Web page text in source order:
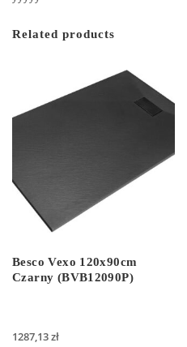
Related products
Besco Vexo 120x90cm
Czarny (BVB12090P)
1287,13zł